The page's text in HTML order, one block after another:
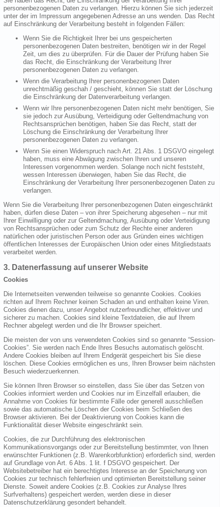
personenbezogenen Daten zu verlangen. Hierzu können Sie sich jederzeit
unter der im Impressum angegebenen Adresse an uns wenden. Das Recht
auf Einschränkung der Verarbeitung besteht in folgenden Fällen:
Wenn Sie die Richtigkeit Ihrer bei uns gespeicherten
personenbezogenen Daten bestreiten, benötigen wir in der Regel
Zeit, um dies zu überprüfen. Für die Dauer der Prüfung haben Sie
das Recht, die Einschränkung der Verarbeitung Ihrer
personenbezogenen Daten zu verlangen.
Wenn die Verarbeitung Ihrer personenbezogenen Daten
unrechtmäßig geschah / geschieht, können Sie statt der Löschung
die Einschränkung der Datenverarbeitung verlangen.
Wenn wir Ihre personenbezogenen Daten nicht mehr benötigen, Sie
sie jedoch zur Ausübung, Verteidigung oder Geltendmachung von
Rechtsansprüchen benötigen, haben Sie das Recht, statt der
Löschung die Einschränkung der Verarbeitung Ihrer
personenbezogenen Daten zu verlangen.
Wenn Sie einen Widerspruch nach Art. 21 Abs. 1 DSGVO eingelegt
haben, muss eine Abwägung zwischen Ihren und unseren
Interessen vorgenommen werden. Solange noch nicht feststeht,
wessen Interessen überwiegen, haben Sie das Recht, die
Einschränkung der Verarbeitung Ihrer personenbezogenen Daten zu
verlangen.
Wenn Sie die Verarbeitung Ihrer personenbezogenen Daten eingeschränkt
haben, dürfen diese Daten – von ihrer Speicherung abgesehen – nur mit
Ihrer Einwilligung oder zur Geltendmachung, Ausübung oder Verteidigung
von Rechtsansprüchen oder zum Schutz der Rechte einer anderen
natürlichen oder juristischen Person oder aus Gründen eines wichtigen
öffentlichen Interesses der Europäischen Union oder eines Mitgliedstaats
verarbeitet werden.
3. Datenerfassung auf unserer Website
Cookies
Die Internetseiten verwenden teilweise so genannte Cookies. Cookies
richten auf Ihrem Rechner keinen Schaden an und enthalten keine Viren.
Cookies dienen dazu, unser Angebot nutzerfreundlicher, effektiver und
sicherer zu machen. Cookies sind kleine Textdateien, die auf Ihrem
Rechner abgelegt werden und die Ihr Browser speichert.
Die meisten der von uns verwendeten Cookies sind so genannte “Session-
Cookies”. Sie werden nach Ende Ihres Besuchs automatisch gelöscht.
Andere Cookies bleiben auf Ihrem Endgerät gespeichert bis Sie diese
löschen. Diese Cookies ermöglichen es uns, Ihren Browser beim nächsten
Besuch wiederzuerkennen.
Sie können Ihren Browser so einstellen, dass Sie über das Setzen von
Cookies informiert werden und Cookies nur im Einzelfall erlauben, die
Annahme von Cookies für bestimmte Fälle oder generell ausschließen
sowie das automatische Löschen der Cookies beim Schließen des
Browser aktivieren. Bei der Deaktivierung von Cookies kann die
Funktionalität dieser Website eingeschränkt sein.
Cookies, die zur Durchführung des elektronischen
Kommunikationsvorgangs oder zur Bereitstellung bestimmter, von Ihnen
erwünschter Funktionen (z.B. Warenkorbfunktion) erforderlich sind, werden
auf Grundlage von Art. 6 Abs. 1 lit. f DSGVO gespeichert. Der
Websitebetreiber hat ein berechtigtes Interesse an der Speicherung von
Cookies zur technisch fehlerfreien und optimierten Bereitstellung seiner
Dienste. Soweit andere Cookies (z.B. Cookies zur Analyse Ihres
Surfverhaltens) gespeichert werden, werden diese in dieser
Datenschutzerklärung gesondert behandelt.